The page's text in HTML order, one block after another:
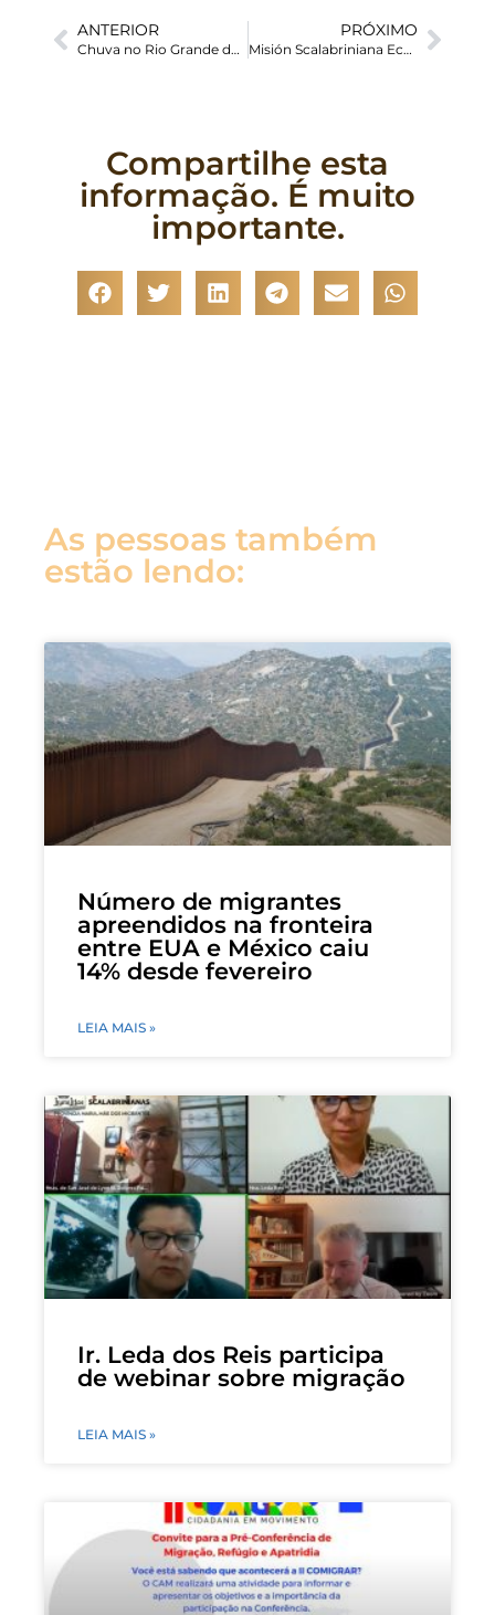
ANTERIOR
Chuva no Rio Grande do Sul chama Solidariedade
PRÓXIMO
Misión Scalabriniana Ecuador trabaja en la complementación nutricional de los niños a través de la entrega de suplementos nutricionales
Compartilhe esta
informação. É muito
importante.
As pessoas também
estão lendo:
Número de migrantes
apreendidos na fronteira
entre EUA e México caiu
14% desde fevereiro
LEIA MAIS »
Ir. Leda dos Reis participa
de webinar sobre migração
LEIA MAIS »